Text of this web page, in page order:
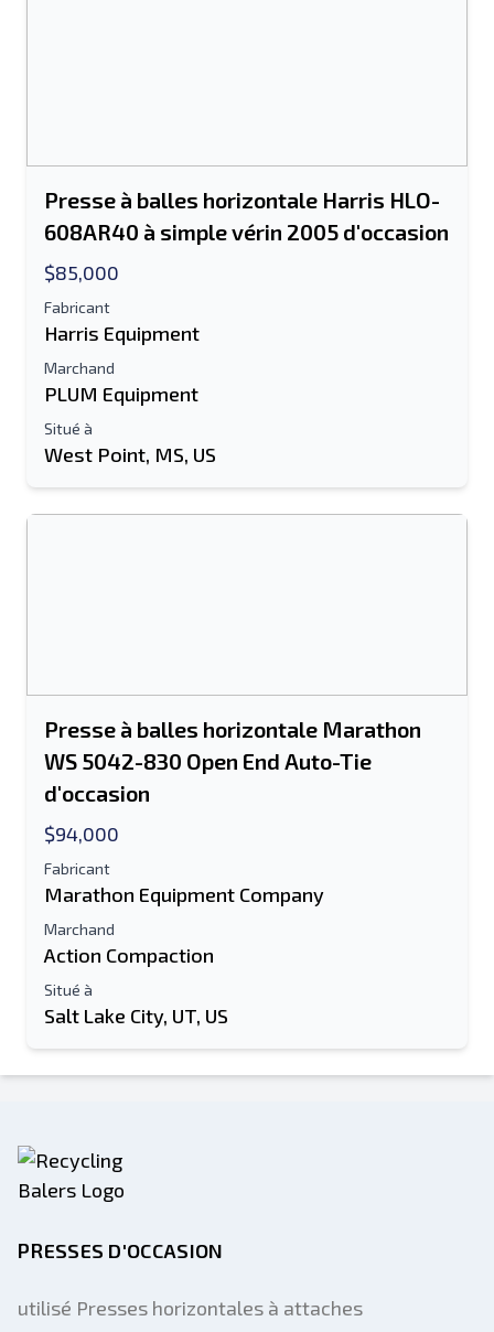
Presse à balles horizontale Harris HLO-
608AR40 à simple vérin 2005 d'occasion
$85,000
Fabricant
Harris Equipment
Marchand
PLUM Equipment
Situé à
West Point, MS, US
Presse à balles horizontale Marathon
WS 5042-830 Open End Auto-Tie
d'occasion
$94,000
Fabricant
Marathon Equipment Company
Marchand
Action Compaction
Situé à
Salt Lake City, UT, US
PRESSES D'OCCASION
utilisé Presses horizontales à attaches